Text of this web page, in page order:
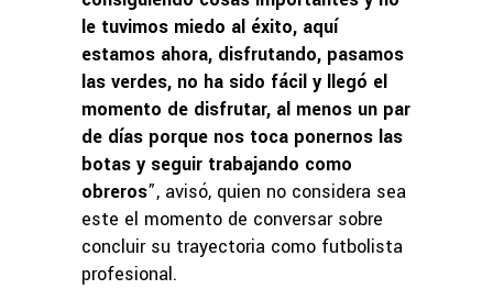
le tuvimos miedo al éxito, aquí
estamos ahora, disfrutando, pasamos
las verdes, no ha sido fácil y llegó el
momento de disfrutar, al menos un par
de días porque nos toca ponernos las
botas y seguir trabajando como
obreros”, avisó, quien no considera sea
este el momento de conversar sobre
concluir su trayectoria como futbolista
profesional.